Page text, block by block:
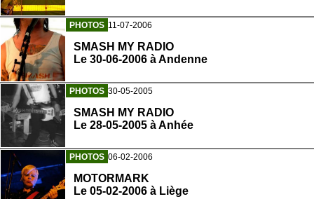
PHOTOS 11-07-2006
SMASH MY RADIO
Le 30-06-2006 à Andenne
PHOTOS 30-05-2005
SMASH MY RADIO
Le 28-05-2005 à Anhée
PHOTOS 06-02-2006
MOTORMARK
Le 05-02-2006 à Liège